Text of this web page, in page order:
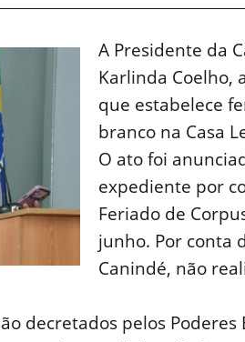
A Presidente da
Karlinda Coelho,
que estabelece
branco na Casa
O ato foi
expediente por
Feriado de
junho. Por conta
Canindé, não
decretados pelos